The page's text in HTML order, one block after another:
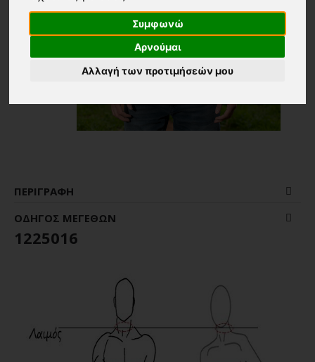
Συμφωνώ
Αρνούμαι
Αλλαγή των προτιμήσεών μου
ΠΕΡΙΓΡΑΦΉ
ΟΔΗΓΌΣ ΜΕΓΕΘΏΝ
1225016